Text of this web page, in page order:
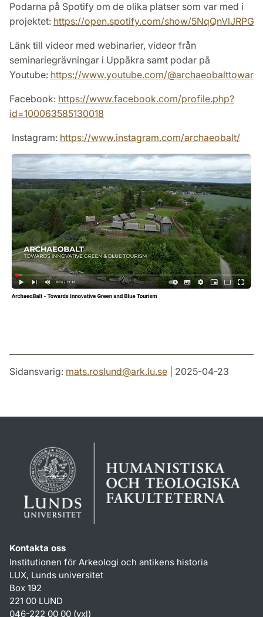
Podarna på Spotify om de olika platser som var med i
projektet: https://open.spotify.com/show/
Länk till videor med webinarier, videor från
seminariegrävningar i Uppåkra samt podar på
Youtube: https://www.youtube.com/
Facebook: https://www.facebook.com/profile.php?
id=100063585130018
Instagram: https://www.instagram.com/archaeobalt/
Sidansvarig: mats.roslund@ark.lu.se | 2025-04-23
Kontakta oss
Institutionen för Arkeologi och antikens historia
LUX, Lunds universitet
Box 192
221 00 LUND
046-222 00 00 (vxl)